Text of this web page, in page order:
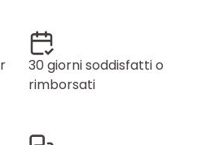
30 giorni soddisfatti o
rimborsati